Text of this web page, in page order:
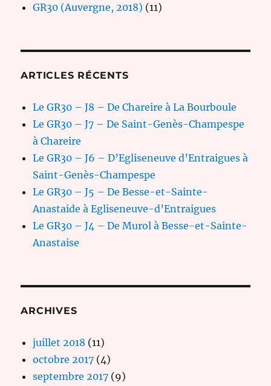
GR30 (Auvergne, 2018) (11)
ARTICLES RÉCENTS
Le GR30 – J8 – De Chareire à La Bourboule
Le GR30 – J7 – De Saint-Genès-Champespe
à Chareire
Le GR30 – J6 – D’Egliseneuve d’Entraigues à
Saint-Genès-Champespe
Le GR30 – J5 – De Besse-et-Sainte-
Anastaide à Egliseneuve-d’Entraigues
Le GR30 – J4 – De Murol à Besse-et-Sainte-
Anastaise
ARCHIVES
juillet 2018 (11)
octobre 2017 (4)
septembre 2017 (9)